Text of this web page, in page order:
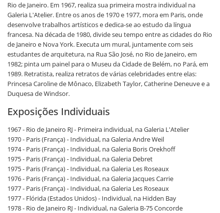
Rio de Janeiro. Em 1967, realiza sua primeira mostra individual na
Galeria L'Atelier. Entre os anos de 1970 e 1977, mora em Paris, onde
desenvolve trabalhos artísticos e dedica-se ao estudo da língua
francesa. Na década de 1980, divide seu tempo entre as cidades do Rio
de Janeiro e Nova York. Executa um mural, juntamente com seis
estudantes de arquitetura, na Rua São José, no Rio de Janeiro, em
1982; pinta um painel para o Museu da Cidade de Belém, no Pará, em
1989. Retratista, realiza retratos de várias celebridades entre elas:
Princesa Caroline de Mônaco, Elizabeth Taylor, Catherine Deneuve e a
Duquesa de Windsor.
Exposições Individuais
1967 - Rio de Janeiro RJ - Primeira individual, na Galeria L'Atelier
1970 - Paris (França) - Individual, na Galeria Andre Weil
1974 - Paris (França) - Individual, na Galeria Boris Orekhoff
1975 - Paris (França) - Individual, na Galeria Debret
1975 - Paris (França) - Individual, na Galeria Les Roseaux
1976 - Paris (França) - Individual, na Galeria Jacques Carrie
1977 - Paris (França) - Individual, na Galeria Les Roseaux
1977 - Flórida (Estados Unidos) - Individual, na Hidden Bay
1978 - Rio de Janeiro RJ - Individual, na Galeria B-75 Concorde